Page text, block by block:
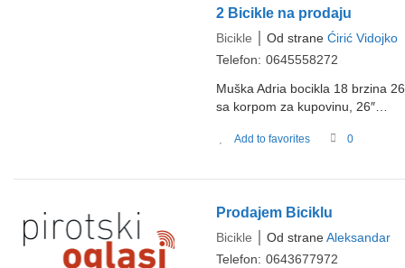
2 Bicikle na prodaju
Bicikle Od strane Ćirić Vidojko
Telefon: 0645558272
Muška Adria bocikla 18 brzina
sa korpom za kupovinu, 26″…
Add to favorites 0
Prodajem Biciklu
Bicikle Od strane Aleksandar
Telefon: 0643677972